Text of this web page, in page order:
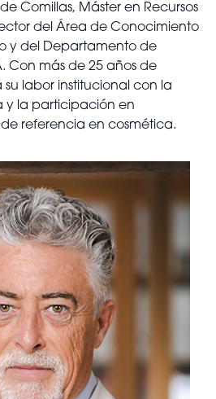
Comillas, Máster en Recursos
del Área de Conocimiento
y del Departamento de
Con más de 25 años de
labor institucional con la
y la participación en
referencia en cosmética.